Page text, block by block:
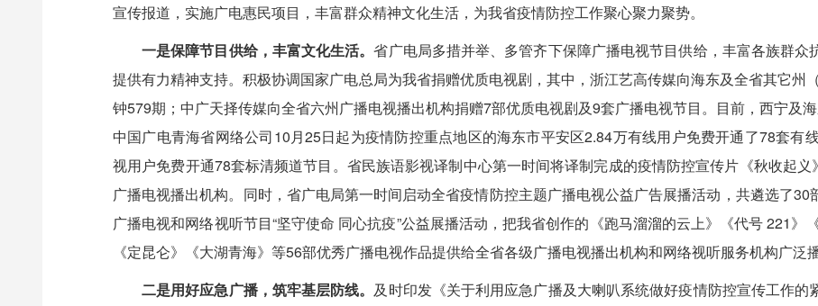
宣传报道，实施广电惠民项目，丰富群众精神文化生活，为我省疫情防控工作聚心聚力聚势。
一是保障节目供给，丰富文化生活。省广电局多措并举、多管齐下保障广播电视节目供给，丰富各族群
提供有力精神支持。积极协调国家广电总局为我省捐赠优质电视剧，其中，浙江艺高传媒向海东及全省其它州
钟579期；中广天择传媒向全省六州广播电视播出机构捐赠7部优质电视剧及9套广播电视节目。目前，西宁及
中国广电青海省网络公司10月25日起为疫情防控重点地区的海东市平安区2.84万有线用户免费开通了78套有
视用户免费开通78套标清频道节目。省民族语影视译制中心第一时间将译制完成的疫情防控宣传片《秋收起
广播电视播出机构。同时，省广电局第一时间启动全省疫情防控主题广播电视公益广告展播活动，共遴选了
广播电视和网络视听节目“坚守使命 同心抗疫”公益展播活动，把我省创作的《跑马溜溜的云上》《代号 221》
《定昆仑》《大湖青海》等56部优秀广播电视作品提供给全省各级广播电视播出机构和网络视听服务机构广泛播
二是用好应急广播，筑牢基层防线。 及时印发《关于利用应急广播及大喇叭系统做好疫情防控宣传工作